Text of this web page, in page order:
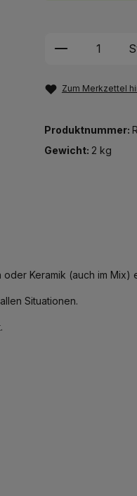
Produkt
Zum Merkzettel
Produktnummer:
Gewicht: 2 kg
Keramik (auch im Mix)
Situationen.